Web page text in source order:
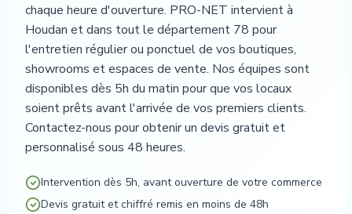
chaque heure d'ouverture. PRO-NET intervient à
Houdan et dans tout le département 78 pour
l'entretien régulier ou ponctuel de vos boutiques,
showrooms et espaces de vente. Nos équipes sont
disponibles dès 5h du matin pour que vos locaux
soient prêts avant l'arrivée de vos premiers clients.
Contactez-nous pour obtenir un devis gratuit et
personnalisé sous 48 heures.
Intervention dès 5h, avant ouverture de votre commerce
Devis gratuit et chiffré remis en moins de 48h